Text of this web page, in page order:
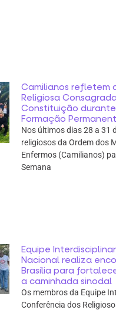
Camilianos refletem
Religiosa
Constituição
Formação
Nos últimos dias 28 a 31
religiosos da Ordem dos
Enfermos (Camilianos)
Semana
Equipe
Nacional realiza
Brasília para
a caminhada sinodal
Os membros da Equipe
Conferência dos